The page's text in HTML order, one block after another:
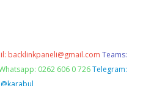
backlinkpaneli@gmail.com Teams:
0262 606 0 726 Telegram:
@karabul